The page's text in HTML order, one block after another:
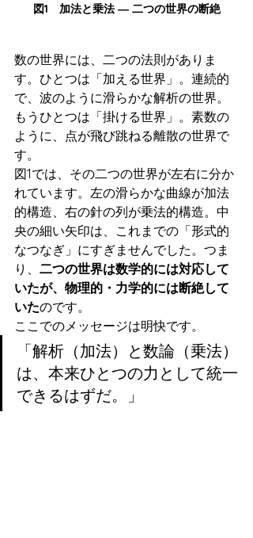
図1　加法と乗法 ― 二つの世界の断絶
数の世界には、二つの法則がありま
す。ひとつは「加える世界」。連続的
で、波のように滑らかな解析の世界。
もうひとつは「掛ける世界」。素数の
ように、点が飛び跳ねる離散の世界で
す。
図1では、その二つの世界が左右に分か
れています。左の滑らかな曲線が加法
的構造、右の針の列が乗法的構造。中
央の細い矢印は、これまでの「形式的
なつなぎ」にすぎませんでした。つま
り、 二つの世界は数学的には対応して
いたが、物理的・力学的には断絶して
いたのです。
ここでのメッセージは明快です。
「解析（加法）と数論（乗法）
は、本来ひとつの力として統一
できるはずだ。」